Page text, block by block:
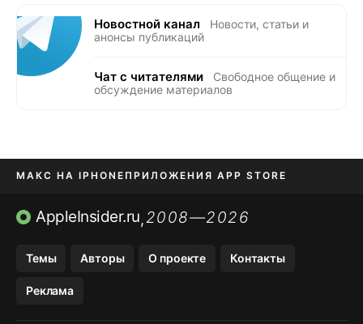
Новостной канал
Новости, статьи и
анонсы публикаций
Чат с читателями
Свободное общение и
обсуждение материалов
МАКС НА IPHONE ПРИЛОЖЕНИЯ APP STORE
TIKTOK НА IPHONEПРИЛОЖЕНИЯ БЕЗ APP STORE
AppleInsider.ru,2008—2026
Темы Авторы О проекте Контакты
Реклама